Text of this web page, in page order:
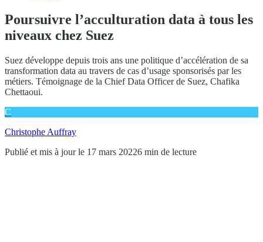
Poursuivre l’acculturation data à tous les
niveaux chez Suez
Suez développe depuis trois ans une politique d’accélération de sa
transformation data au travers de cas d’usage sponsorisés par les
métiers. Témoignage de la Chief Data Officer de Suez, Chafika
Chettaoui.
C
Christophe Auffray
Publié et mis à jour le 17 mars 20226 min de lecture